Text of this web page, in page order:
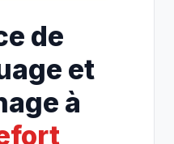
de
et
à